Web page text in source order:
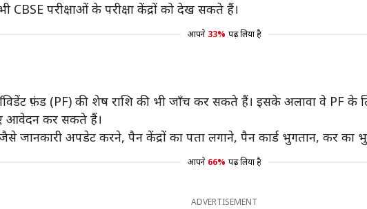
CBSE परीक्षाओं के परीक्षा केंद्रों को देख सकते हैं।
आपने 33% पढ़ लिया है
फ़ंड (PF) की शेष राशि की भी जाँच कर सकते हैं। इसके अलावा वे PF
आवेदन कर सकते हैं।
अपडेट करने, पैन केंद्रों का पता लगाने, पैन कार्ड भुगतान, कर का
आपने 66% पढ़ लिया है
ADVERTISEMENT